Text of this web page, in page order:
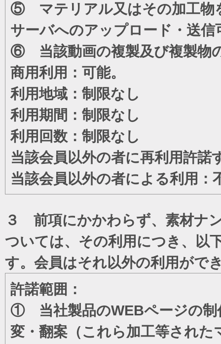
⑤ マテリアル又はその加工物
サーバへのアップロード・送信
⑥ 当該動画の複製及び複製物
商用利用：可能。
利用地域：制限なし
利用期間：制限なし
利用回数：制限なし
当該会員以外の者に再利用許諾
当該会員以外の者による利用：
３ 前項にかかわらず、素材ナ
ついては、その利用につき、以
す。会員はそれ以外の利用がで
許諾範囲：
① 当社製品のWEBページの制
変・翻案（これら加工等され